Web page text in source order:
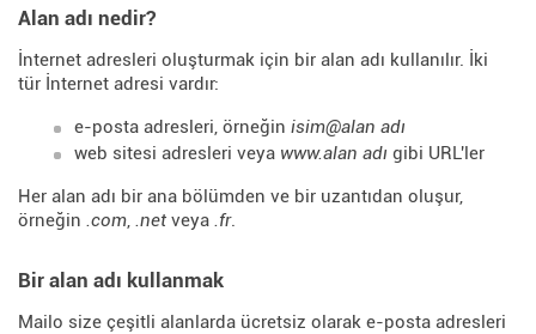
Alan adı nedir?
İnternet adresleri oluşturmak için bir alan adı kullanılır. İki
tür İnternet adresi vardır:
e-posta adresleri, örneğin isim@alan adı
web sitesi adresleri veya www.alan adı gibi URL'ler
Her alan adı bir ana bölümden ve bir uzantıdan oluşur,
örneğin .com, .net veya .fr.
Bir alan adı kullanmak
Mailo size çeşitli alanlarda ücretsiz olarak e-posta adresleri